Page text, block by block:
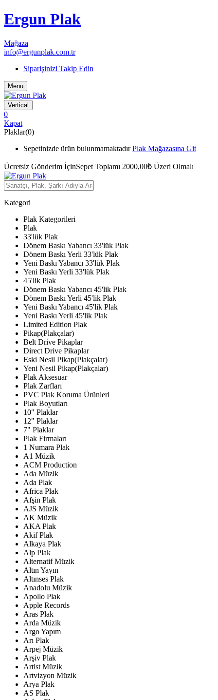
Ergun Plak
Mağaza
info@ergunplak.com.tr
Siparişinizi Takip Edin
Menu
Vertical
0
Kapat
Plaklar(0)
Sepetinizde ürün bulunmamaktadır Plak Mağazasına Git
Ücretsiz Gönderim İçinSepet Toplamı 2000,00₺ Üzeri Olmalı
Kategori
Plak Kategorileri
Plak
33'lük Plak
Dönem Baskı Yabancı 33'lük Plak
Dönem Baskı Yerli 33'lük Plak
Yeni Baskı Yabancı 33'lük Plak
Yeni Baskı Yerli 33'lük Plak
45'lik Plak
Dönem Baskı Yabancı 45'lik Plak
Dönem Baskı Yerli 45'lik Plak
Yeni Baskı Yabancı 45'lik Plak
Yeni Baskı Yerli 45'lik Plak
Limited Edition Plak
Pikap(Plakçalar)
Belt Drive Pikaplar
Direct Drive Pikaplar
Eski Nesil Pikap(Plakçalar)
Yeni Nesil Pikap(Plakçalar)
Plak Aksesuar
Plak Zarfları
PVC Plak Koruma Ürünleri
Plak Boyutları
10" Plaklar
12" Plaklar
7" Plaklar
Plak Firmaları
1 Numara Plak
A1 Müzik
ACM Production
Ada Müzik
Ada Plak
Africa Plak
Afşin Plak
AJS Müzik
AK Müzik
AKA Plak
Akif Plak
Alkaya Plak
Alp Plak
Alternatif Müzik
Altın Yayın
Altınses Plak
Anadolu Müzik
Apollo Plak
Apple Records
Aras Plak
Arda Müzik
Argo Yapım
Arı Plak
Arpej Müzik
Arşiv Plak
Artist Müzik
Artvizyon Müzik
Arya Plak
AS Plak